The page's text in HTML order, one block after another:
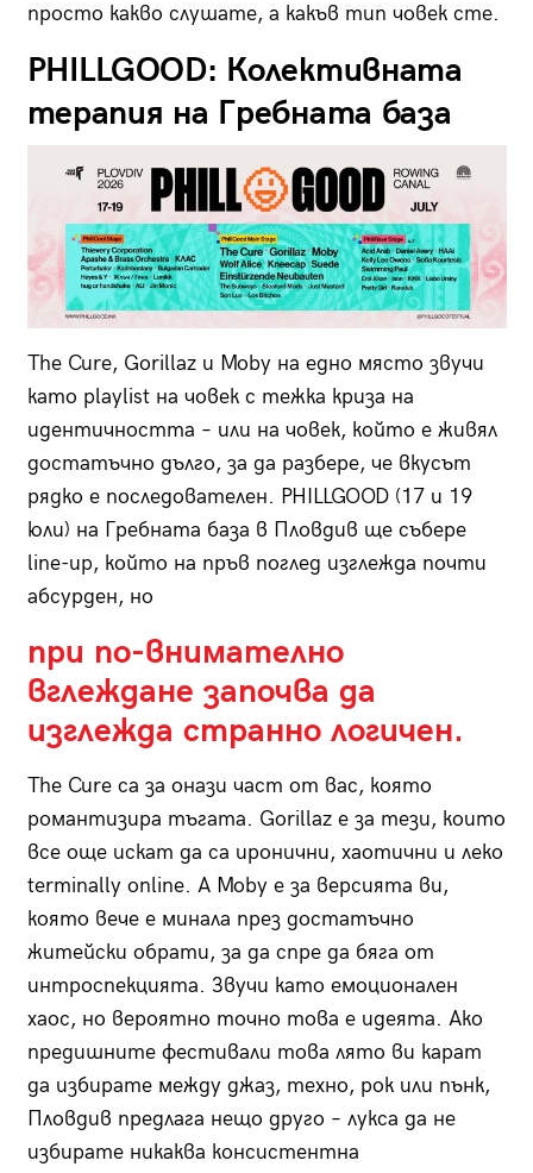
просто какво слушате, а какъв тип човек сте.
PHILLGOOD: Колективната
терапия на Гребната база
The Cure, Gorillaz и Moby на едно място звучи
като playlist на човек с тежка криза на
идентичността – или на човек, който е живял
достатъчно дълго, за да разбере, че вкусът
рядко е последователен. PHILLGOOD (17 и 19
юли) на Гребната база в Пловдив ще събере
line-up, който на пръв поглед изглежда почти
абсурден, но
при по-внимателно
вглеждане започва да
изглежда странно логичен.
The Cure са за онази част от вас, която
романтизира тъгата. Gorillaz е за тези, които
все още искат да са иронични, хаотични и леко
terminally online. А Moby е за версията ви,
която вече е минала през достатъчно
житейски обрати, за да спре да бяга от
интроспекцията. Звучи като емоционален
хаос, но вероятно точно това е идеята. Ако
предишните фестивали това лято ви карат
да избирате между джаз, техно, рок или пънк,
Пловдив предлага нещо друго – лукса да не
избирате никаква консистентна